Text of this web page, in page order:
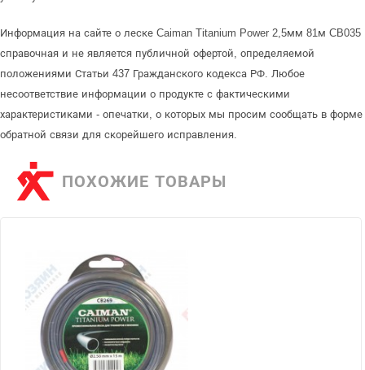
Информация на сайте о леске Caiman Titanium Power 2,5мм 81м CB035
справочная и не является публичной офертой, определяемой
положениями Статьи 437 Гражданского кодекса РФ. Любое
несоответствие информации о продукте с фактическими
характеристиками - опечатки, о которых мы просим сообщать в форме
обратной связи для скорейшего исправления.
ПОХОЖИЕ ТОВАРЫ